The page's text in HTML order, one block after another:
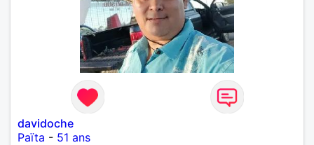
davidoche
Païta - 51 ans